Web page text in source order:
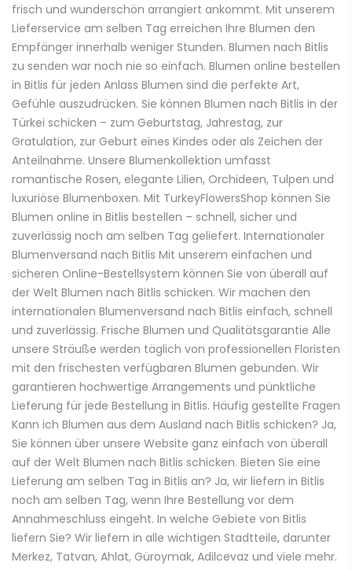
frisch und wunderschön arrangiert ankommt. Mit unserem
Lieferservice am selben Tag erreichen Ihre Blumen den
Empfänger innerhalb weniger Stunden. Blumen nach Bitlis
zu senden war noch nie so einfach. Blumen online bestellen
in Bitlis für jeden Anlass Blumen sind die perfekte Art,
Gefühle auszudrücken. Sie können Blumen nach Bitlis in der
Türkei schicken – zum Geburtstag, Jahrestag, zur
Gratulation, zur Geburt eines Kindes oder als Zeichen der
Anteilnahme. Unsere Blumenkollektion umfasst
romantische Rosen, elegante Lilien, Orchideen, Tulpen und
luxuriöse Blumenboxen. Mit TurkeyFlowersShop können Sie
Blumen online in Bitlis bestellen – schnell, sicher und
zuverlässig noch am selben Tag geliefert. Internationaler
Blumenversand nach Bitlis Mit unserem einfachen und
sicheren Online-Bestellsystem können Sie von überall auf
der Welt Blumen nach Bitlis schicken. Wir machen den
internationalen Blumenversand nach Bitlis einfach, schnell
und zuverlässig. Frische Blumen und Qualitätsgarantie Alle
unsere Sträuße werden täglich von professionellen Floristen
mit den frischesten verfügbaren Blumen gebunden. Wir
garantieren hochwertige Arrangements und pünktliche
Lieferung für jede Bestellung in Bitlis. Häufig gestellte Fragen
Kann ich Blumen aus dem Ausland nach Bitlis schicken? Ja,
Sie können über unsere Website ganz einfach von überall
auf der Welt Blumen nach Bitlis schicken. Bieten Sie eine
Lieferung am selben Tag in Bitlis an? Ja, wir liefern in Bitlis
noch am selben Tag, wenn Ihre Bestellung vor dem
Annahmeschluss eingeht. In welche Gebiete von Bitlis
liefern Sie? Wir liefern in alle wichtigen Stadtteile, darunter
Merkez, Tatvan, Ahlat, Güroymak, Adilcevaz und viele mehr.